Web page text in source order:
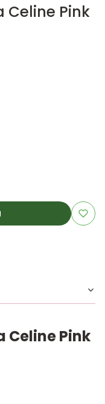
Celine Pink
Celine Pink